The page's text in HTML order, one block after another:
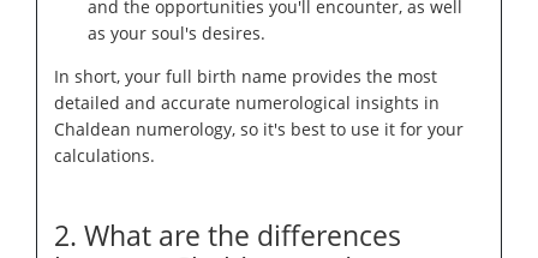
and the opportunities you'll encounter, as well
as your soul's desires.
In short, your full birth name provides the most
detailed and accurate numerological insights in
Chaldean numerology, so it's best to use it for your
calculations.
2. What are the differences